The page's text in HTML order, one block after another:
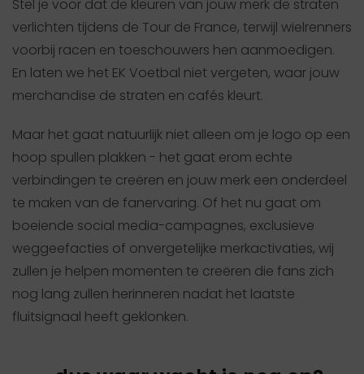
Stel je voor dat de kleuren van jouw merk de straten
verlichten tijdens de Tour de France, terwijl wielrenners
voorbij racen en toeschouwers hen aanmoedigen.
En laten we het EK Voetbal niet vergeten, waar jouw
merchandise de straten en cafés kleurt.
Maar het gaat natuurlijk niet alleen om je logo op een
hoop spullen plakken - het gaat erom echte
verbindingen te creëren en jouw merk een onderdeel
te maken van de fanervaring. Of het nu gaat om
boeiende social media-campagnes, exclusieve
weggeefacties of onvergetelijke merkactivaties, wij
zullen je helpen momenten te creëren die fans zich
nog lang zullen herinneren nadat het laatste
fluitsignaal heeft geklonken.